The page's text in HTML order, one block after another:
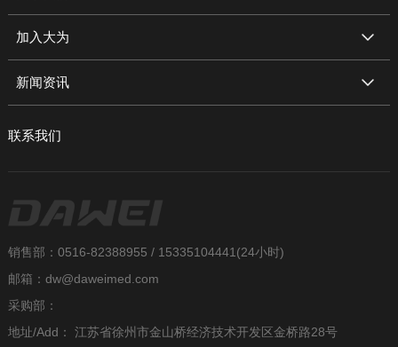
加入大为
新闻资讯
联系我们
销售部：0516-82388955 / 15335104441(24小时)
邮箱：dw@daweimed.com
采购部：
地址/Add： 江苏省徐州市金山桥经济技术开发区金桥路28号